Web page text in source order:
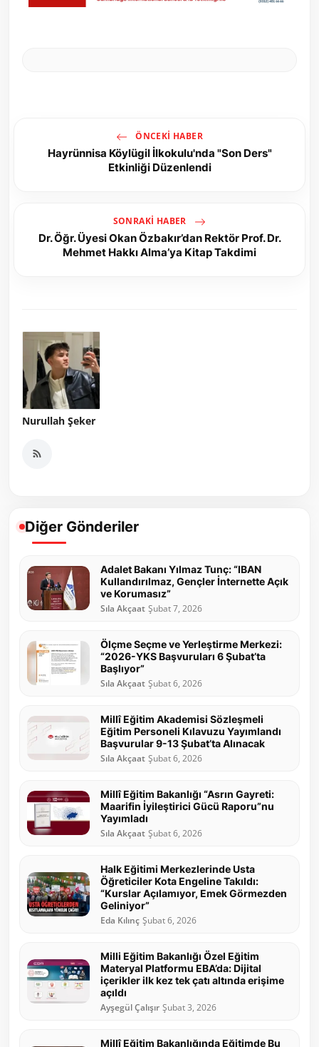
ÖNCEKI HABER
Hayrünnisa Köylügil İlkokulu'nda "Son Ders"
Etkinliği Düzenlendi
SONRAKI HABER
Dr. Öğr. Üyesi Okan Özbakır’dan Rektör Prof. Dr.
Mehmet Hakkı Alma’ya Kitap Takdimi
Nurullah Şeker
Diğer Gönderiler
Adalet Bakanı Yılmaz Tunç: “IBAN
Kullandırılmaz, Gençler İnternette Açık
ve Korumasız”
Sıla Akçaat Şubat 7, 2026
Ölçme Seçme ve Yerleştirme Merkezi:
“2026-YKS Başvuruları 6 Şubat’ta
Başlıyor”
Sıla Akçaat Şubat 6, 2026
Millî Eğitim Akademisi Sözleşmeli
Eğitim Personeli Kılavuzu Yayımlandı
Başvurular 9-13 Şubat’ta Alınacak
Sıla Akçaat Şubat 6, 2026
Millî Eğitim Bakanlığı “Asrın Gayreti:
Maarifin İyileştirici Gücü Raporu”nu
Yayımladı
Sıla Akçaat Şubat 6, 2026
Halk Eğitimi Merkezlerinde Usta
Öğreticiler Kota Engeline Takıldı:
“Kurslar Açılamıyor, Emek Görmezden
Geliniyor”
Eda Kılınç Şubat 6, 2026
Milli Eğitim Bakanlığı Özel Eğitim
Materyal Platformu EBA’da: Dijital
içerikler ilk kez tek çatı altında erişime
açıldı
Ayşegül Çalışır Şubat 3, 2026
Millî Eğitim Bakanlığında Eğitimde Bu